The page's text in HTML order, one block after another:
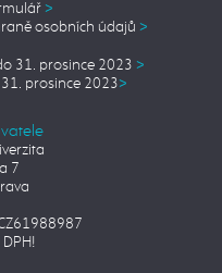
>
osobních údajů >
31. prosince 2023 >
prosince 2023>
7
DPH!